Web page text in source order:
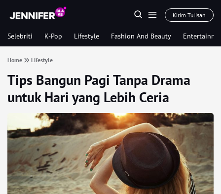
Kirim Tulisan
Selebriti K-Pop Lifestyle Fashion And Beauty
Home Lifestyle
Tips Bangun Pagi Tanpa Drama
untuk Hari yang Lebih Ceria